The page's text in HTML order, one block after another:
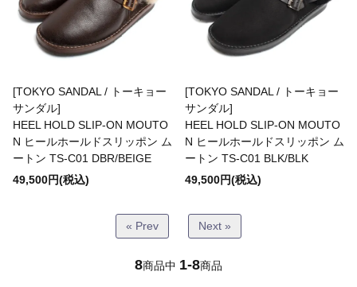
[TOKYO SANDAL / トーキョー
サンダル]
HEEL HOLD SLIP-ON MOUTO
N ヒールホールドスリッポン ム
ートン TS-C01 DBR/BEIGE
49,500円(税込)
[TOKYO SANDAL / トーキョー
サンダル]
HEEL HOLD SLIP-ON MOUTO
N ヒールホールドスリッポン ム
ートン TS-C01 BLK/BLK
49,500円(税込)
« Prev Next »
8商品中 1-8商品
ANACHRONORM
ARMY TWILL
B.A.F(Brooklyn Armed Forces Inc.)
BAICYCLON by bagjack